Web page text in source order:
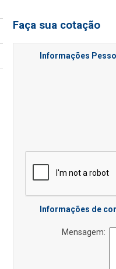
Faça sua cotação
Informações
Informações de
Mensagem: